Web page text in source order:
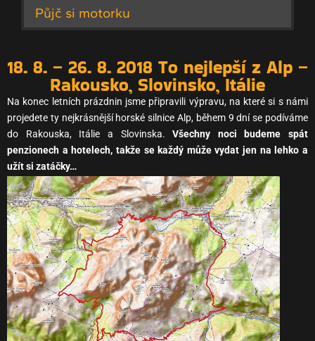
Půjč si motorku
18. 8. – 26. 8. 2018 To nejlepší z Alp –
Rakousko, Slovinsko, Itálie
Na konec letních prázdnin jsme připravili výpravu, na které si s námi
projedete ty nejkrásnější horské silnice Alp, během 9 dní se podíváme
do Rakouska, Itálie a Slovinska.Všechny noci budeme spát
penzionech a hotelech, takže se každý může vydat jen na lehko a
užít si zatáčky…